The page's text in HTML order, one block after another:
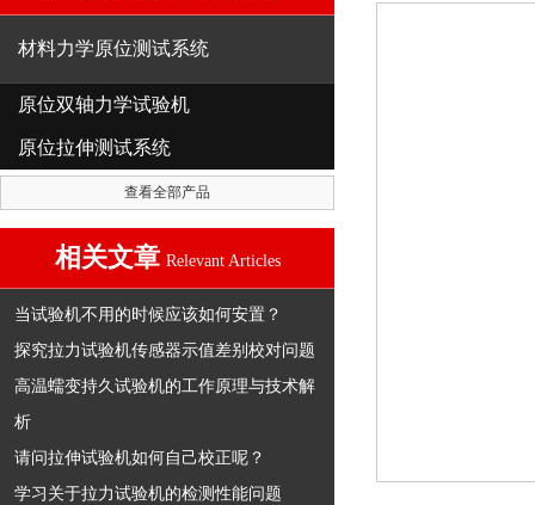
材料力学原位测试系统
原位双轴力学试验机
原位拉伸测试系统
查看全部产品
相关文章 Relevant Articles
当试验机不用的时候应该如何安置？
探究拉力试验机传感器示值差别校对问题
高温蠕变持久试验机的工作原理与技术解
析
请问拉伸试验机如何自己校正呢？
学习关于拉力试验机的检测性能问题